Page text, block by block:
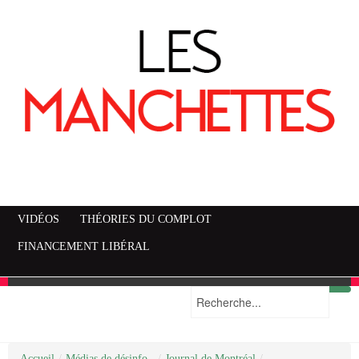
VIDÉOS THÉORIES DU COMPLOT
FINANCEMENT LIBÉRAL